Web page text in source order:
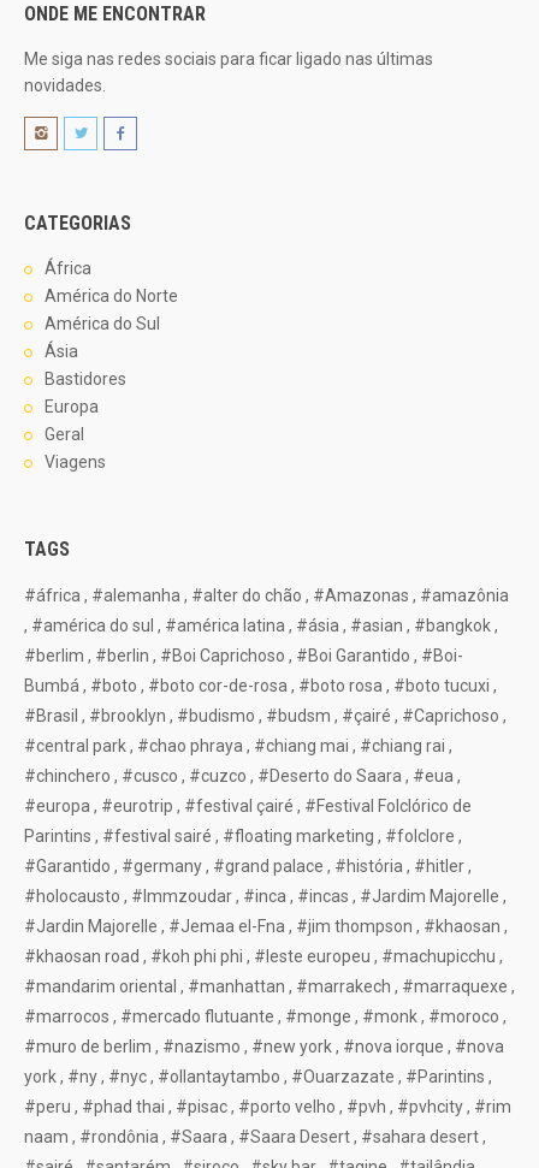
ONDE ME ENCONTRAR
Me siga nas redes sociais para ficar ligado nas últimas
novidades.
CATEGORIAS
África
América do Norte
América do Sul
Ásia
Bastidores
Europa
Geral
Viagens
TAGS
#áfrica , #alemanha , #alter do chão , #Amazonas , #amazônia
, #américa do sul , #américa latina , #ásia , #asian , #bangkok,
#berlim , #berlin , #Boi Caprichoso , #Boi Garantido , #Boi-
Bumbá , #boto , #boto cor-de-rosa , #boto rosa , #boto tucuxi ,
#Brasil , #brooklyn , #budismo , #budsm , #çairé , #Caprichoso ,
#central park, #chao phraya , #chiang mai , #chiang rai ,
#chinchero , #cusco , #cuzco , #Deserto do Saara , #eua ,
#europa , #eurotrip , #festival çairé , #Festival Folclórico de
Parintins , #festival sairé , #floating marketing , #folclore ,
#Garantido , #germany, #grand palace , #história , #hitler,
#holocausto , #Immzoudar, #inca , #incas , #Jardim Majorelle ,
#Jardin Majorelle , #Jemaa el-Fna , #jim thompson , #khaosan ,
#khaosan road , #koh phi phi , #leste europeu , #machupicchu ,
#mandarim oriental , #manhattan , #marrakech , #marraquexe ,
#marrocos , #mercado flutuante , #monge , #monk, #moroco ,
#muro de berlim , #nazismo , #new york, #nova iorque , #nova
york, #ny, #nyc, #ollantaytambo , #Ouarzazate , #Parintins ,
#peru , #phad thai , #pisac, #porto velho , #pvh , #pvhcity, #rim
naam , #rondônia , #Saara , #Saara Desert, #sahara desert,